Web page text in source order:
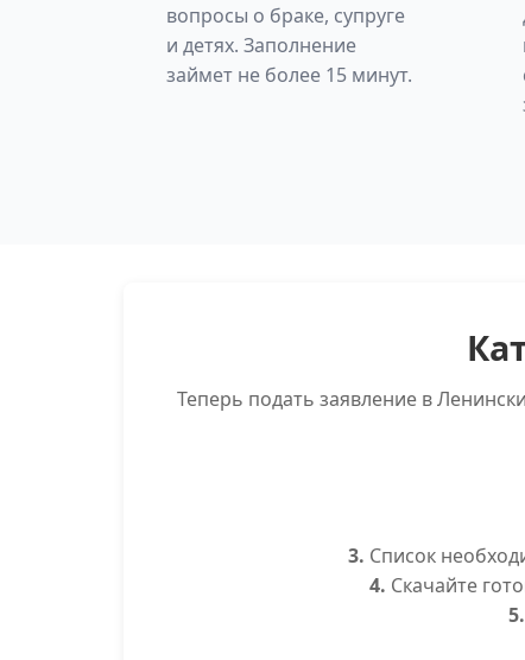
вопросы о браке, супруге
и детях. Заполнение
займет не более 15 минут.
Теперь подать заявление в
3. Список
4. Скачайте
5.